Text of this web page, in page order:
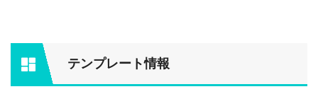
テンプレート情報